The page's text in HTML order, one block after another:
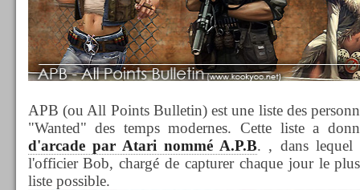
APB (ou All Points Bulletin) est une liste des
"Wanted" des temps modernes. Cette liste a
d'arcade par Atari nommé A.P.B. , dans
l'officier Bob, chargé de capturer chaque jour le
liste possible.